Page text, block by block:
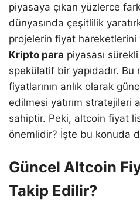
piyasaya çıkan yüzlerce
dünyasında çeşitlilik
projelerin fiyat hareketlerini
Kripto para piyasası
spekülatif bir yapıdadır.
fiyatlarının anlık olarak
edilmesi yatırım stratejileri
sahiptir. Peki, altcoin fiyat
önemlidir? İşte bu konuda
Güncel Altcoin
Takip Edilir?